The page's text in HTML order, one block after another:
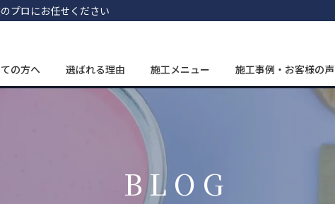
プロにお任せください
の方へ 選ばれる理由 施工メニュー 施工事例・お客様の声
BLOG